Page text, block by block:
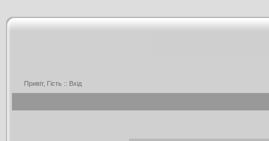
Привіт, Гість :: Вхід